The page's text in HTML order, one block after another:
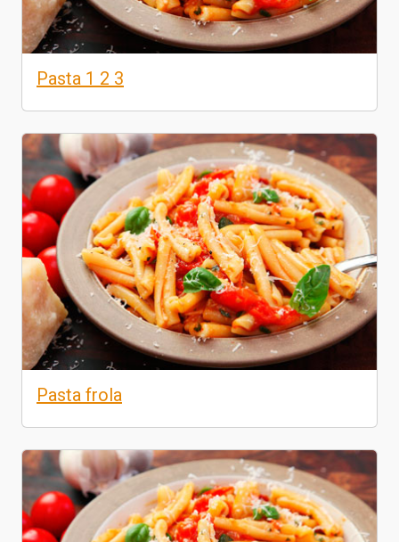
Pasta 1 2 3
Pasta frola